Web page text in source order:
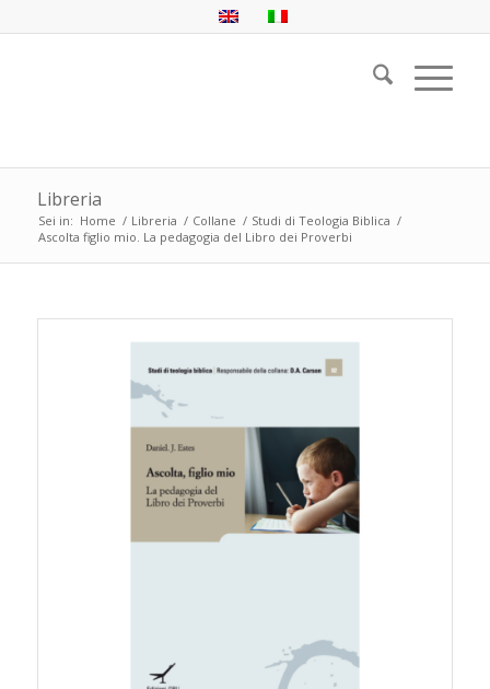
Libreria
Sei in: Home / Libreria / Collane / Studi di Teologia Biblica /
Ascolta figlio mio. La pedagogia del Libro dei Proverbi